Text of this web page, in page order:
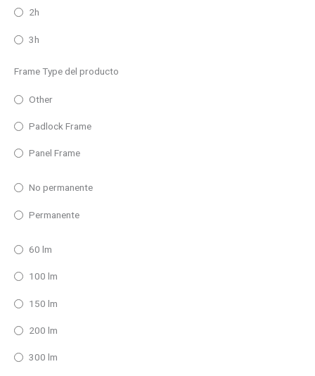
2h
3h
Frame Type del producto
Other
Padlock Frame
Panel Frame
No permanente
Permanente
60 lm
100 lm
150 lm
200 lm
300 lm